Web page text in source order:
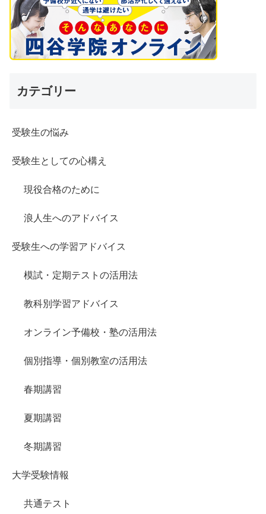
カテゴリー
受験生の悩み
受験生としての心構え
現役合格のために
浪人生へのアドバイス
受験生への学習アドバイス
模試・定期テストの活用法
教科別学習アドバイス
オンライン予備校・塾の活用法
個別指導・個別教室の活用法
春期講習
夏期講習
冬期講習
大学受験情報
共通テスト